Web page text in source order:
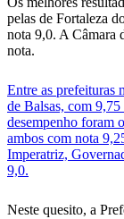
pelas de Fortaleza
nota 9,0. A Câmara
nota.
Entre as prefeituras
de Balsas, com
desempenho foram
ambos com nota
Imperatriz,
9,0.
Neste quesito, a